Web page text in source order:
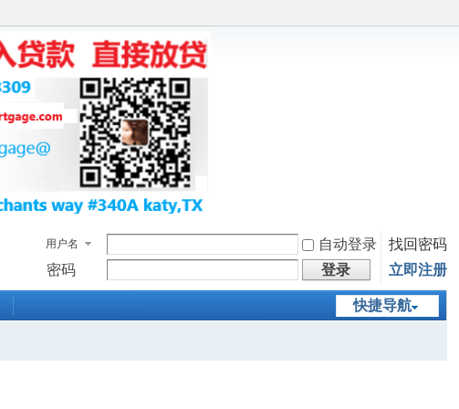
用户名 自动登录
找回密码
密码
登录 立即注册
快捷导航